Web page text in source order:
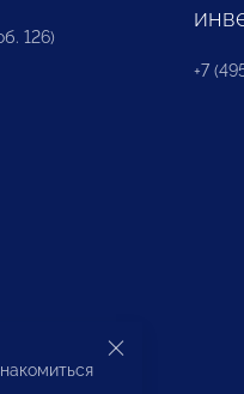
126)
+7